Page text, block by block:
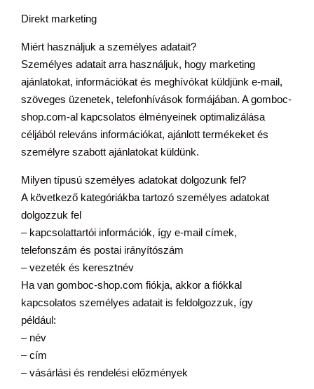
Direkt marketing
Miért használjuk a személyes adatait?
Személyes adatait arra használjuk, hogy marketing
ajánlatokat, információkat és meghívókat küldjünk e-mail,
szöveges üzenetek, telefonhívások formájában. A gomboc-
shop.com-al kapcsolatos élményeinek optimalizálása
céljából releváns információkat, ajánlott termékeket és
személyre szabott ajánlatokat küldünk.
Milyen típusú személyes adatokat dolgozunk fel?
A következő kategóriákba tartozó személyes adatokat
dolgozzuk fel
– kapcsolattartói információk, így e-mail címek,
telefonszám és postai irányítószám
– vezeték és keresztnév
Ha van gomboc-shop.com fiókja, akkor a fiókkal
kapcsolatos személyes adatait is feldolgozzuk, így
például:
– név
– cím
– vásárlási és rendelési előzmények